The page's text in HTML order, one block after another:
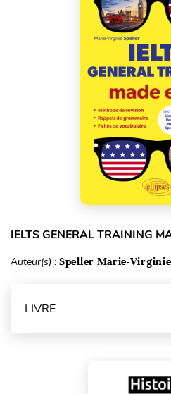
IELTS GENERAL TRAINING
Auteur(s) : Speller Marie-Virginie
LIVRE